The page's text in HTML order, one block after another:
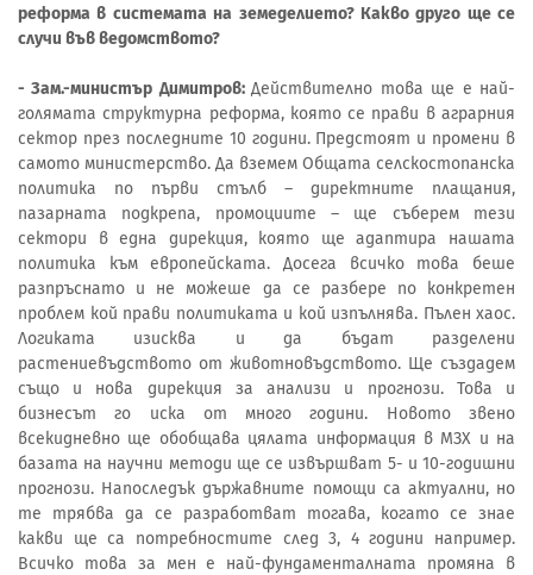
реформа в системата на земеделието? Какво друго ще се
случи във ведомството?
- Зам.-министър Димитров:Действително това ще е най-
голямата структурна реформа, която се прави в аграрния
сектор през последните 10 години. Предстоят и промени в
самото министерство. Да вземем Общата селскостопанска
политика по първи стълб – директните плащания,
пазарната подкрепа, промоциите – ще съберем тези
сектори в една дирекция, която ще адаптира нашата
политика към европейската. Досега всичко това беше
разпръснато и не можеше да се разбере по конкретен
проблем кой прави политиката и кой изпълнява. Пълен хаос.
Логиката изисква и да бъдат разделени
растениевъдството от животновъдството. Ще създадем
също и нова дирекция за анализи и прогнози. Това и
бизнесът го иска от много години. Новото звено
всекидневно ще обобщава цялата информация в МЗХ и на
базата на научни методи ще се извършват 5- и 10-годишни
прогнози. Напоследък държавните помощи са актуални, но
те трябва да се разработват тогава, когато се знае
какви ще са потребностите след 3, 4 години например.
Всичко това за мен е най-фундаменталната промяна в